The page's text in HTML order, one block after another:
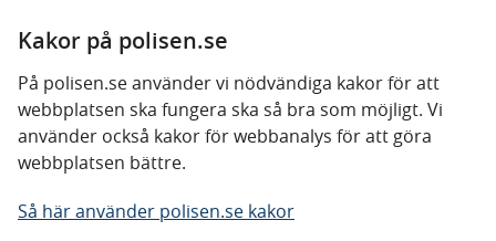
Kakor på polisen.se
På polisen.se använder vi nödvändiga kakor för att
webbplatsen ska fungera ska så bra som möjligt. Vi
använder också kakor för webbanalys för att göra
webbplatsen bättre.
Så här använder polisen.se kakor